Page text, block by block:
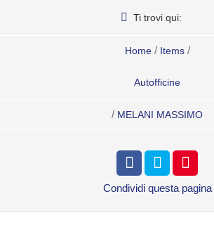
Ti trovi qui:
Home / Items /
Autofficine
/ MELANI MASSIMO
Condividi questa pagina